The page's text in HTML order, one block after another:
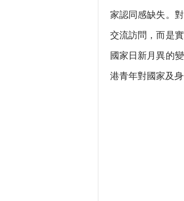
家認同感缺失。
交流訪問，而是
國家日新月異的
港青年對國家及身